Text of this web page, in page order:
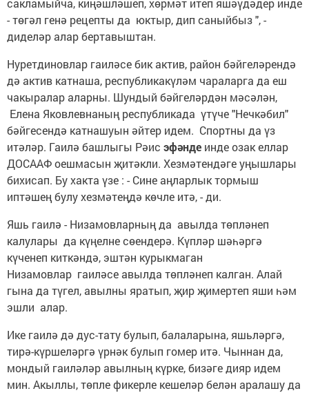
сакламыйча, киңәшләшеп, хөрмәт итеп яшәүдәдер инде
- төгәл генә рецепты да юктыр, дип саныйбыз ", -
диделәр алар бертавыштан.
Нуретдиновлар гаиләсе бик актив, район бәйгеләрендә
дә актив катнаша, республикакүләм чараларга да еш
чакыралар аларны. Шундый бәйгеләрдән мәсәлән,
Елена Яковлевнаның республикада үтүче "Нечкәбил"
бәйгесендә катнашуын әйтер идем. Спортны да үз
итәләр. Гаилә башлыгы Рәис эфәнде инде озак еллар
ДОСААФ оешмасын җитәкли. Хезмәтендәге уңышлары
бихисап. Бу хакта үзе : - Сине аңларлык тормыш
иптәшең булу хезмәтеңдә көчле итә, - ди.
Яшь гаилә - Низамовларның да авылда төпләнеп
калулары да күңелне сөендерә. Күпләр шәһәргә
күченеп киткәндә, эштән курыкмаган
Низамовлар гаиләсе авылда төпләнеп калган. Алай
гына да түгел, авылны яратып, җир җимертеп яши һәм
эшли алар.
Ике гаилә дә дус-тату булып, балаларына, яшьләргә,
тирә-күршеләргә үрнәк булып гомер итә. Чыннан да,
мондый гаиләләр авылның күрке, бизәге дияр идем
мин. Акыллы, төпле фикерле кешеләр белән аралашу да